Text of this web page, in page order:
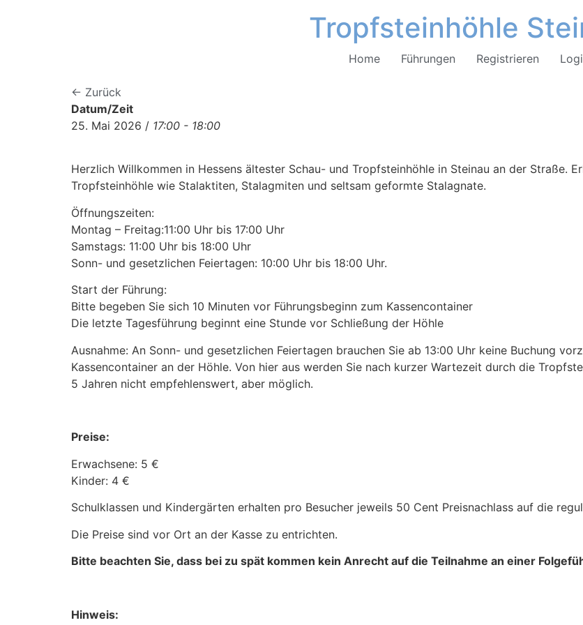
Tropfsteinhöhle
Home Führungen Registrieren
← Zurück
Datum/Zeit
25. Mai 2026 / 17:00 - 18:00
Herzlich Willkommen in Hessens ältester Schau- und Tropfsteinhöhle in Steinau an der Straße.
Tropfsteinhöhle wie Stalaktiten, Stalagmiten und seltsam geformte Stalagnate.
Öffnungszeiten:
Montag – Freitag:11:00 Uhr bis 17:00 Uhr
Samstags: 11:00 Uhr bis 18:00 Uhr
Sonn- und gesetzlichen Feiertagen: 10:00 Uhr bis 18:00 Uhr.
Start der Führung:
Bitte begeben Sie sich 10 Minuten vor Führungsbeginn zum Kassencontainer
Die letzte Tagesführung beginnt eine Stunde vor Schließung der Höhle
Ausnahme: An Sonn- und gesetzlichen Feiertagen brauchen Sie ab 13:00 Uhr keine Buchung
Kassencontainer an der Höhle. Von hier aus werden Sie nach kurzer Wartezeit durch die
5 Jahren nicht empfehlenswert, aber möglich.
Preise:
Erwachsene: 5 €
Kinder: 4 €
Schulklassen und Kindergärten erhalten pro Besucher jeweils 50 Cent Preisnachlass auf die
Die Preise sind vor Ort an der Kasse zu entrichten.
Bitte beachten Sie, dass bei zu spät kommen kein Anrecht auf die Teilnahme an einer
Hinweis: